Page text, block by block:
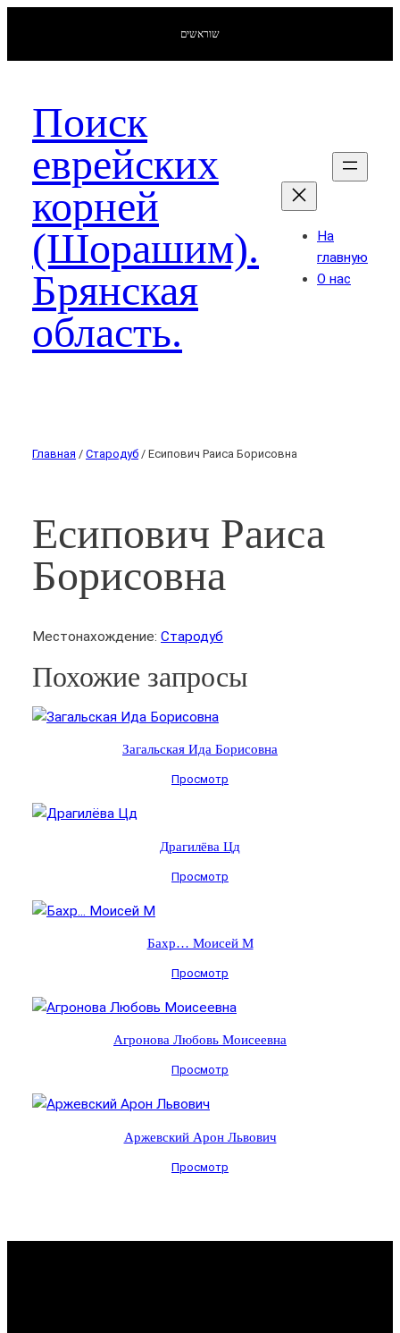
שוראשים
Поиск
еврейских
корней
(Шорашим).
Брянская
область.
На
главную
О нас
Главная / Стародуб / Есипович Раиса Борисовна
Есипович Раиса
Борисовна
Местонахождение: Стародуб
Похожие запросы
Загальская Ида Борисовна
Просмотр
Драгилёва Цд
Просмотр
Бахр… Моисей М
Просмотр
Агронова Любовь Моисеевна
Просмотр
Аржевский Арон Львович
Просмотр